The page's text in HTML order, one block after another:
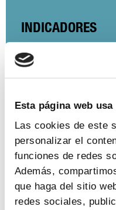
Esta página web
Las cookies de este
personalizar el
funciones de redes
Además,
que haga del sitio
redes sociales,
INDICADORES
El valor estratégico
farmacéutica (2024)
Encuesta de
ver más